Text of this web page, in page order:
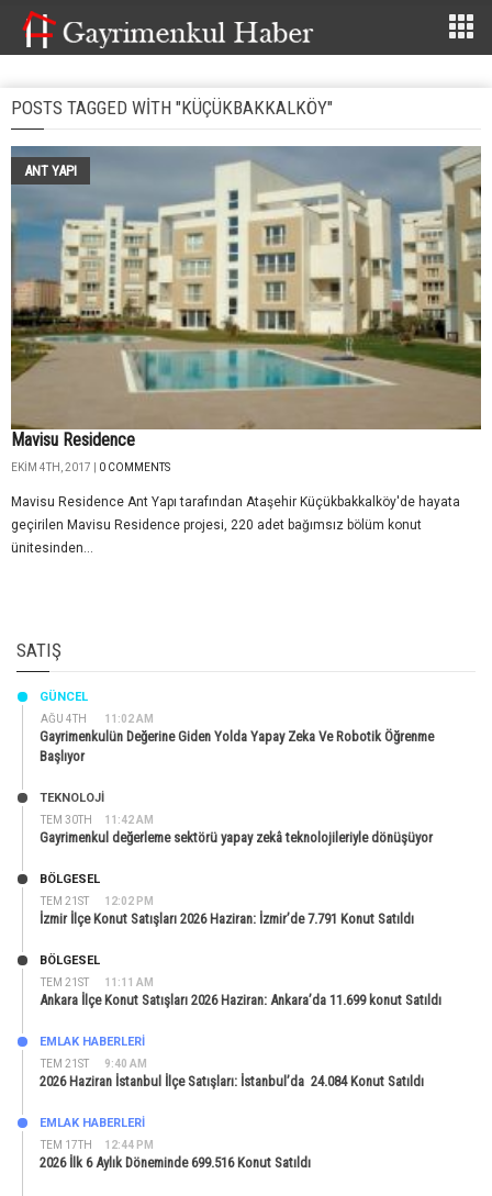
POSTS TAGGED WITH "KÜÇÜKBAKKALKÖY"
ANT YAPI
Mavisu Residence
EKIM 4TH, 2017 | 0 COMMENTS
Mavisu Residence Ant Yapı tarafından Ataşehir Küçükbakkalköy'de hayata
geçirilen Mavisu Residence projesi, 220 adet bağımsız bölüm konut
ünitesinden...
SATIŞ
AĞU 4TH 11:02 AM
GÜNCEL
Gayrimenkulün Değerine Giden Yolda Yapay Zeka Ve Robotik Öğrenme
Başlıyor
TEM 30TH 11:42 AM
TEKNOLOJİ
Gayrimenkul değerleme sektörü yapay zekâ teknolojileriyle dönüşüyor
TEM 21ST 12:02 PM
BÖLGESEL
İzmir İlçe Konut Satışları 2026 Haziran: İzmir’de 7.791 Konut Satıldı
TEM 21ST 11:11 AM
BÖLGESEL
Ankara İlçe Konut Satışları 2026 Haziran: Ankara’da 11.699 konut Satıldı
TEM 21ST 9:40 AM
EMLAK HABERLERI
2026 Haziran İstanbul İlçe Satışları: İstanbul’da 24.084 Konut Satıldı
TEM 17TH 12:44 PM
EMLAK HABERLERI
2026 İlk 6 Aylık Döneminde 699.516 Konut Satıldı